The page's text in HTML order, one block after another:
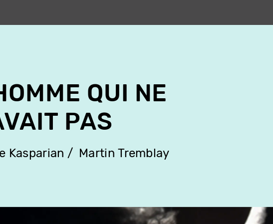
QUI NE
PAS
Kasparian Martin Tremblay